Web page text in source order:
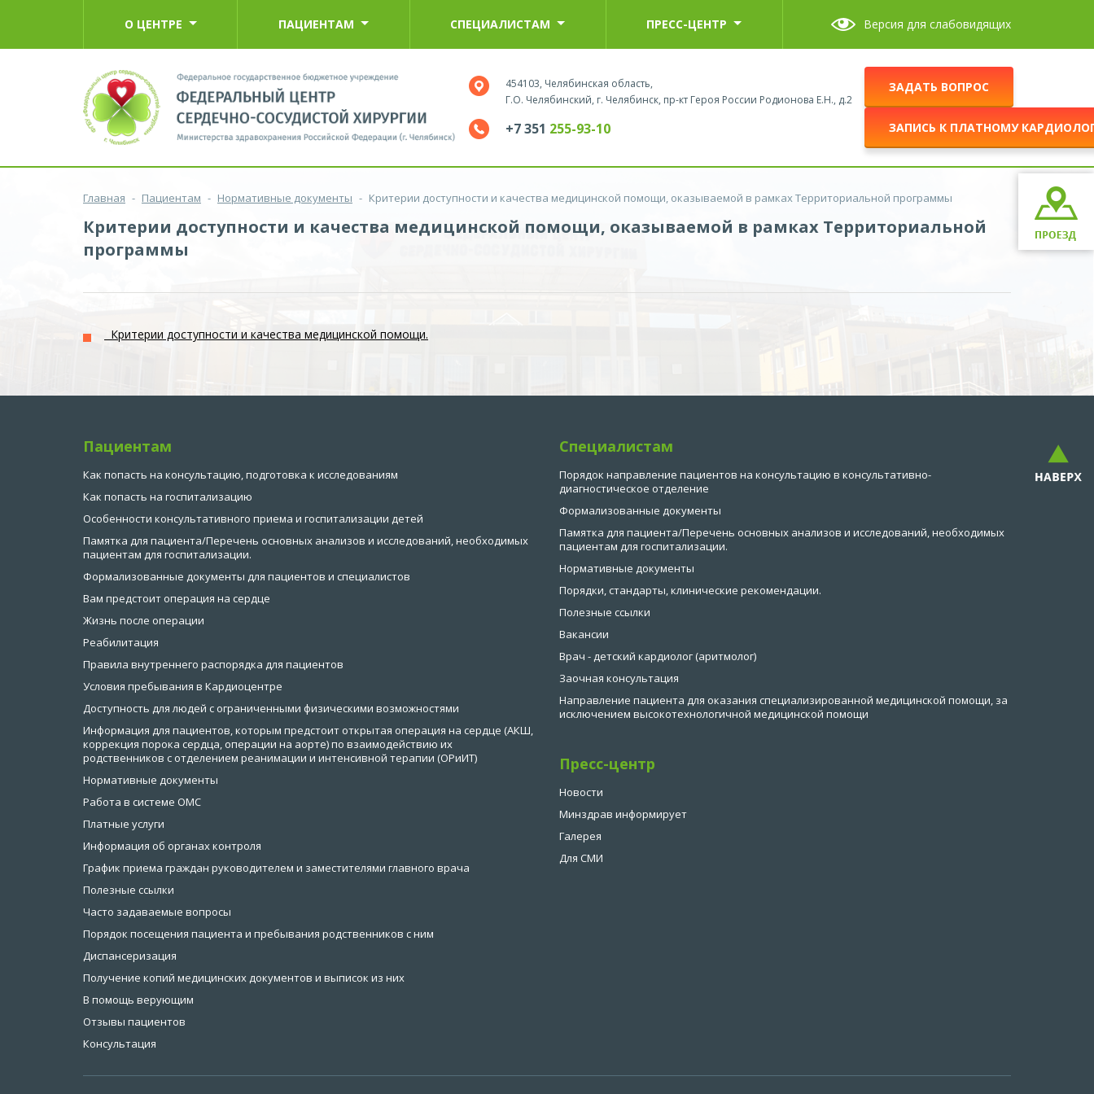
О ЦЕНТРЕ ПАЦИЕНТАМ СПЕЦИАЛИСТАМ ПРЕСС-ЦЕНТР Версия для слабовидящих
454103, Челябинская область,
Г.О. Челябинский, г. Челябинск, пр-кт Героя России Родионова Е.Н., д.2
+7 351 255-93-10
ЗАДАТЬ ВОПРОС
ЗАПИСЬ К ПЛАТНОМУ
Главная - Пациентам - Нормативные документы - Критерии доступности и качества медицинской помощи, оказываемой в рамках Территориальной программы
Критерии доступности и качества медицинской помощи, оказываемой в рамках Территориальной
программы
Критерии доступности и качества медицинской помощи.
Пациентам
Как попасть на консультацию, подготовка к исследованиям
Как попасть на госпитализацию
Особенности консультативного приема и госпитализации детей
Памятка для пациента/Перечень основных анализов и исследований, необходимых
пациентам для госпитализации.
Формализованные документы для пациентов и специалистов
Вам предстоит операция на сердце
Жизнь после операции
Реабилитация
Правила внутреннего распорядка для пациентов
Условия пребывания в Кардиоцентре
Доступность для людей с ограниченными физическими возможностями
Информация для пациентов, которым предстоит открытая операция на сердце (АКШ,
коррекция порока сердца, операции на аорте) по взаимодействию их
родственников с отделением реанимации и интенсивной терапии (ОРиИТ)
Нормативные документы
Работа в системе ОМС
Платные услуги
Информация об органах контроля
График приема граждан руководителем и заместителями главного врача
Полезные ссылки
Часто задаваемые вопросы
Порядок посещения пациента и пребывания родственников с ним
Диспансеризация
Получение копий медицинских документов и выписок из них
В помощь верующим
Отзывы пациентов
Консультация
Специалистам
Порядок направление пациентов на консультацию в консультативно-
диагностическое отделение
Формализованные документы
Памятка для пациента/Перечень основных анализов и исследований, необходимых
пациентам для госпитализации.
Нормативные документы
Порядки, стандарты, клинические рекомендации.
Полезные ссылки
Вакансии
Врач - детский кардиолог (аритмолог)
Заочная консультация
Направление пациента для оказания специализированной медицинской помощи, за
исключением высокотехнологичной медицинской помощи
Пресс-центр
Новости
Минздрав информирует
Галерея
Для СМИ